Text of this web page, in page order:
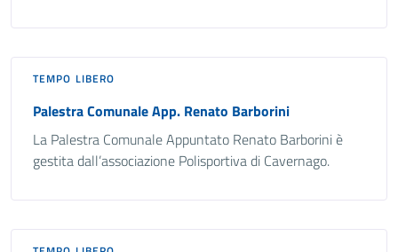
TEMPO LIBERO
Palestra Comunale App. Renato Barborini
La Palestra Comunale Appuntato Renato Barborini è
gestita dall’associazione Polisportiva di Cavernago.